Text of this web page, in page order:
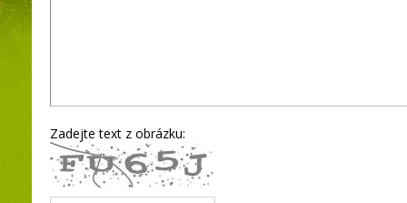
Zadejte text z obrázku: